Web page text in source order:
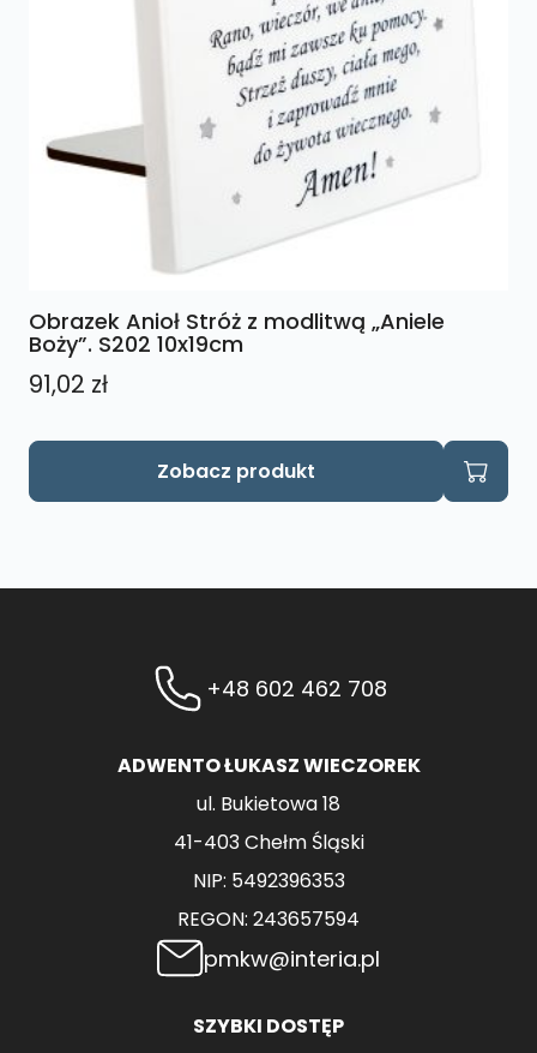
Obrazek Anioł Stróż z modlitwą „Aniele
Boży”. S202 10x19cm
91,02 zł
Zobacz produkt
+48 602 462 708
ADWENTO ŁUKASZ WIECZOREK
ul. Bukietowa 18
41-403 Chełm Śląski
NIP: 5492396353
REGON: 243657594
pmkw@interia.pl
SZYBKI DOSTĘP